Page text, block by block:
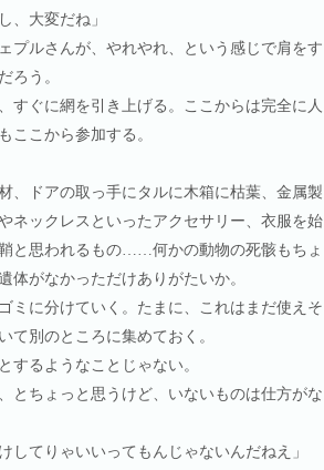
、大変だね」
プルさんが、やれやれ、という感じで肩をす
ろう。
ぐに網を引き上げる。ここからは完全に人
ここから参加する。
、ドアの取っ手にタルに木箱に枯葉、金属製
ネックレスといったアクセサリー、衣服を始
と思われるもの……何かの動物の死骸もちょ
体がなかっただけありがたいか。
ミに分けていく。たまに、これはまだ使えそ
て別のところに集めておく。
るようなことじゃない。
とちょっと思うけど、いないものは仕方がな
してりゃいいってもんじゃないんだねえ」